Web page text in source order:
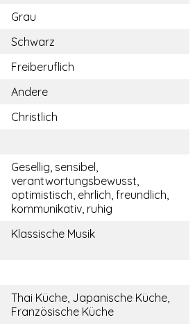
Grau
Schwarz
Freiberuflich
Andere
Christlich
Gesellig, sensibel,
verantwortungsbewusst,
optimistisch, ehrlich, freundlich,
kommunikativ, ruhig
Klassische Musik
Thai Küche, Japanische Küche,
Französische Küche